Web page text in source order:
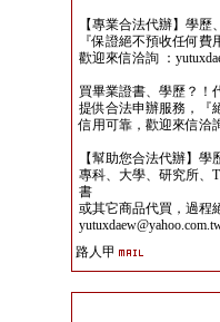
【專業合法代辦】學
『保證絕不預收任何
歡迎來信洽詢 ：
買畢業證書、學歷？！
提供合法申辦服務，『
信用可靠，歡迎來信洽
【幫助您合法代辦】
專科、大學、研究所、
書
或其它商品代買，過程
路人甲